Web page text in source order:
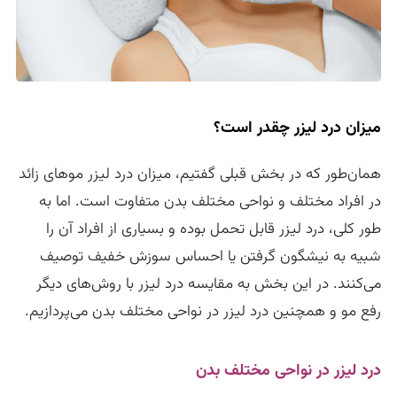
میزان درد لیزر چقدر است؟
همان‌طور که در بخش قبلی گفتیم، میزان درد لیزر موهای زائد
در افراد مختلف و نواحی مختلف بدن متفاوت است. اما به
طور کلی، درد لیزر قابل تحمل بوده و بسیاری از افراد آن را
شبیه به نیشگون گرفتن یا احساس سوزش خفیف توصیف
می‌کنند. در این بخش به مقایسه درد لیزر با روش‌های دیگر
رفع مو و همچنین درد لیزر در نواحی مختلف بدن می‌پردازیم.
درد لیزر در نواحی مختلف بدن